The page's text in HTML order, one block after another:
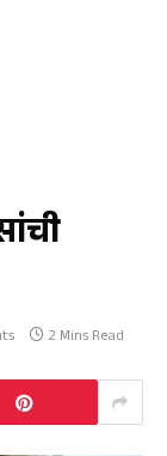
2 Mins Read